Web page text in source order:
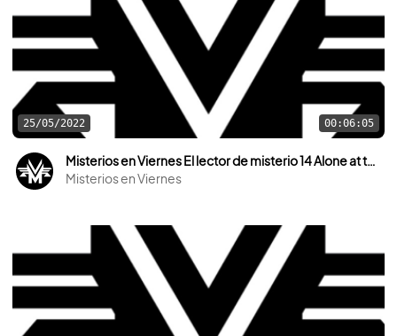
25/05/2022 00:06:05
Misterios en Viernes El lector de misterio 14 Alone at the top
Misterios en Viernes